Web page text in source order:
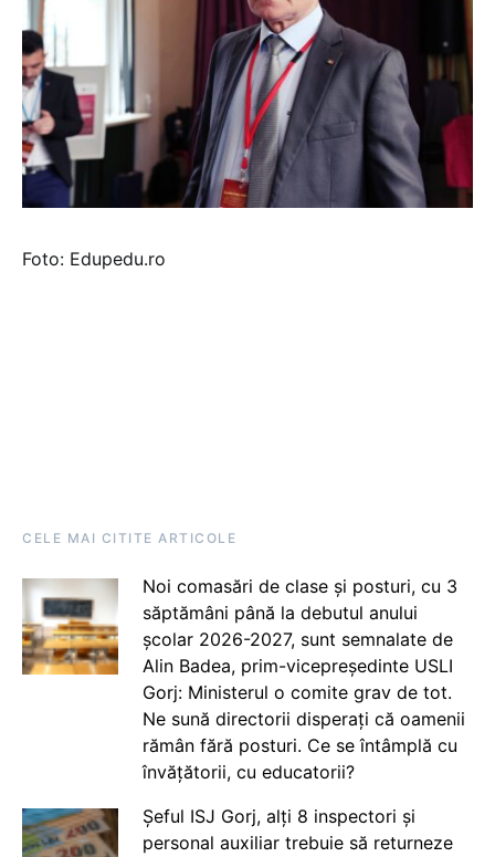
Foto: Edupedu.ro
CELE MAI CITITE ARTICOLE
Noi comasări de clase și posturi, cu 3
săptămâni până la debutul anului
școlar 2026-2027, sunt semnalate de
Alin Badea, prim-vicepreședinte USLI
Gorj: Ministerul o comite grav de tot.
Ne sună directorii disperați că oamenii
rămân fără posturi. Ce se întâmplă cu
învățătorii, cu educatorii?
Șeful ISJ Gorj, alți 8 inspectori și
personal auxiliar trebuie să returneze